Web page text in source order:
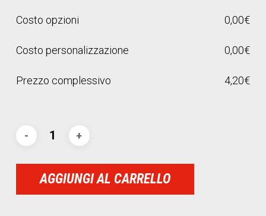
Costo opzioni 0,00€
Costo personalizzazione 0,00€
Prezzo complessivo 4,20€
AGGIUNGI AL CARRELLO